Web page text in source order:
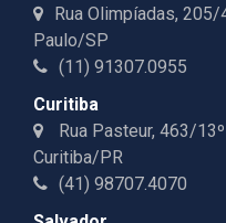
Rua Olimpíadas, 205/
Paulo/SP
(11) 91307.0955
Curitiba
Rua Pasteur, 463/
Curitiba/PR
(41) 98707.4070